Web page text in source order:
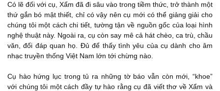
Có lẽ đối với cụ, Xẩm đã đi sâu vào trong tiềm thức, trở thành một
thứ gắn bó mật thiết, chỉ có vậy nên cụ mới có thể giảng giải cho
chúng tôi một cách chi tiết, tường tận về nguồn gốc của loại hình
nghệ thuật này. Ngoài ra, cụ còn say mê cả hát chèo, ca trù, chầu
văn, đối đáp quan họ. Đủ để thấy tình yêu của cụ dành cho âm
nhạc truyền thống Việt Nam lớn tới chừng nào.
Cụ hào hứng lục trong tủ ra những tờ báo vẫn còn mới, “khoe”
với chúng tôi một cách đầy tự hào rằng cụ đã viết thơ về Xẩm và